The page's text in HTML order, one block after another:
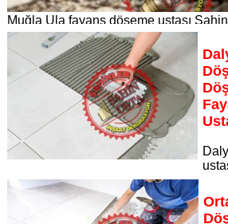
Muğla Ula fayans döşeme ustası
zeminlerinizi sanat eseri gibi işleyen
Ula bölgesine özel hizmet sunuyor
Sayfaya Git
Dekorasyon, zeminlerinizi sanat eseri
kadrosuyla Dalyan bölgesine özel
seramik döşeme ustası taş döşeme